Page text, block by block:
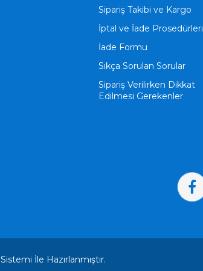
Sipariş Takibi ve Kargo
İptal ve İade Prosedürleri
İade Formu
Sıkça Sorulan Sorular
Sipariş Verilirken Dikkat
Edilmesi Gerekenler
Sistemi İle Hazırlanmıştır.